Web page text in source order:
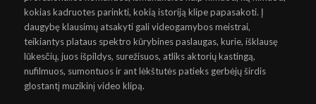
kokias kadruotes parinkti, kokią istoriją klipe papasakoti. Į
daugybę klausimų atsakyti gali videogamybos meistrai,
teikiantys plataus spektro kūrybines paslaugas, kurie, išklausę
lūkesčių, juos išpildys, surežisuos, atliks aktorių kastingą,
nufilmuos, sumontuos ir ant lėkštutės patieks gerbėjų širdis
glostantį muzikinį video klipą.